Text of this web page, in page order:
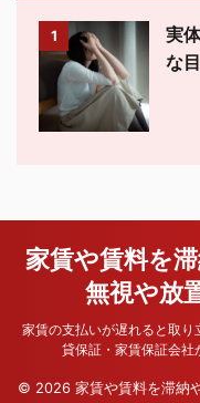
1
実
な
家賃や賃料を
無視や放
家賃の支払いが遅れると取
貸保証・家賃保証会社
© 2026 家賃や賃料を滞納